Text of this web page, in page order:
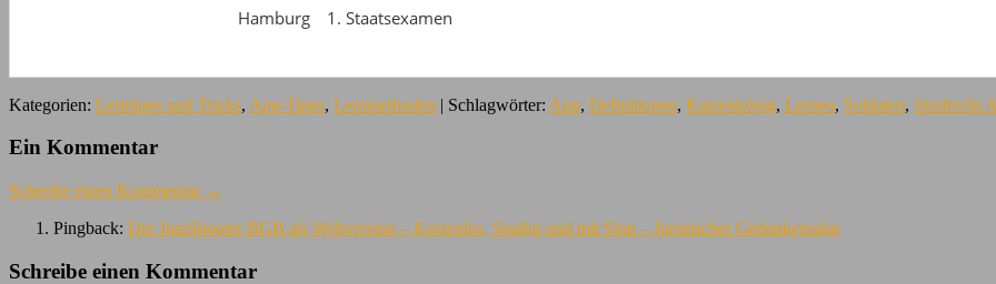
Hamburg
1. Staatsexamen
Kategorien: Lerntipps und Tricks, App-Tipps, Lernmethoden | Schlagwörter: App, Definitionen, Katzenkönig, Lernen, Soldaten, Strafrecht
Ein Kommentar
Schreibe einen Kommentar →
Pingback: Der JuraShooter BGB als Webversion – Kostenlos, Spaßig und mit Sinn – Juristischer Gedankensalat
Schreibe einen Kommentar